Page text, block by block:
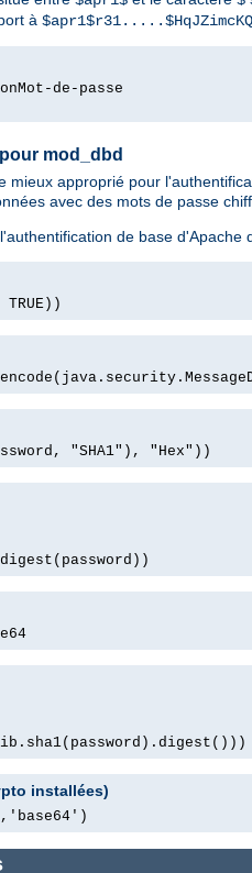
à
de-passe
mod_dbd
approprié pour
avec des mots de passe
de base d'Apache
"SHA1"), "Hex"))
installées)